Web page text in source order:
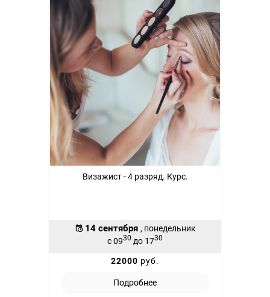
Визажист - 4 разряд. Курс.
14 сентября , понедельник
с 0930 до 1730
22000 руб.
Подробнее